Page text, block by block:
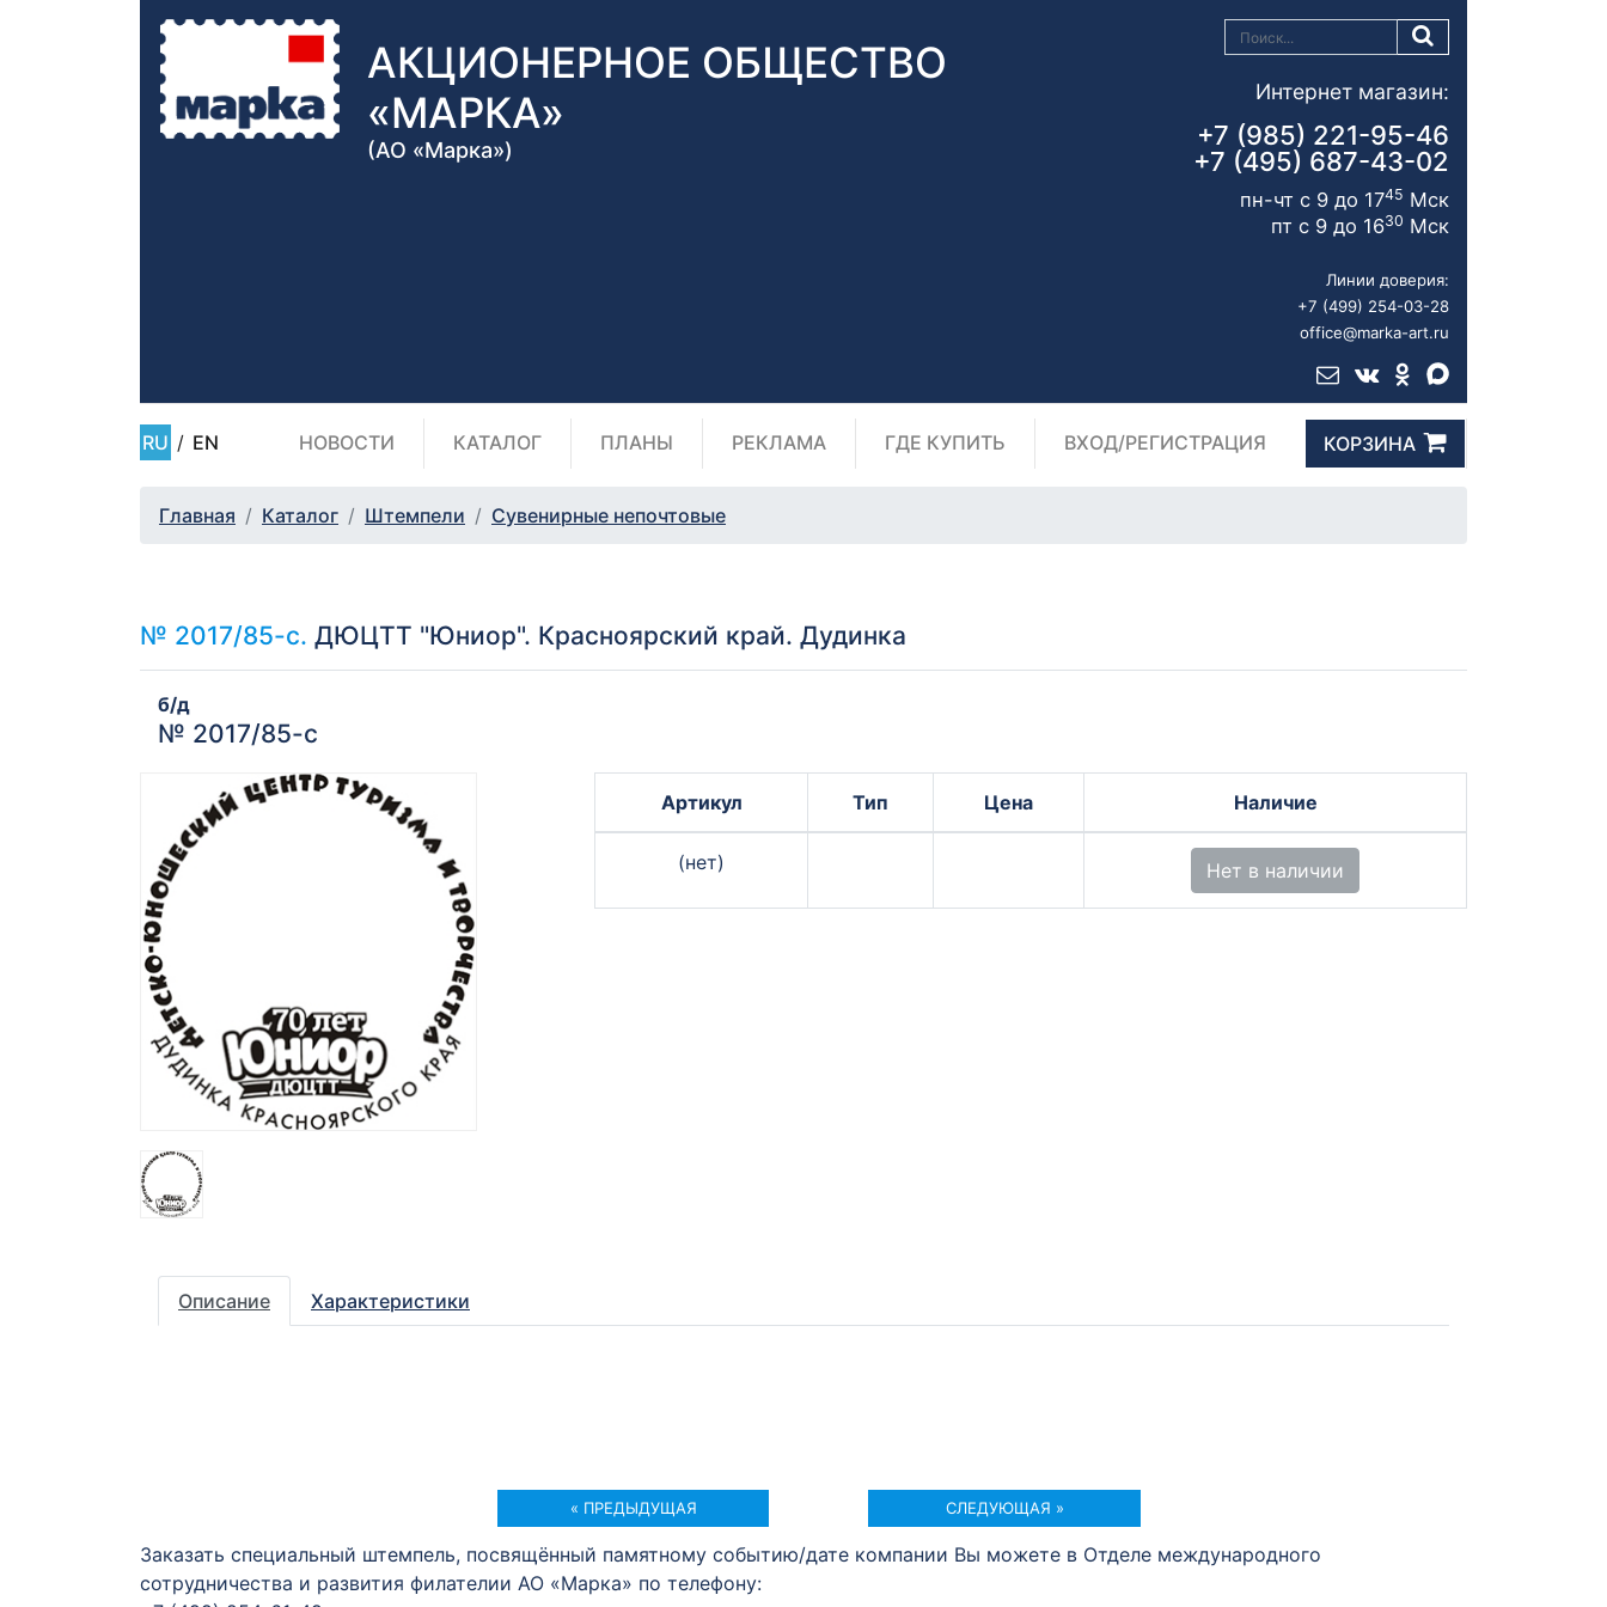
АКЦИОНЕРНОЕ ОБЩЕСТВО
«МАРКА»
(АО «Марка»)
Интернет магазин:
+7 (985) 221-95-46
+7 (495) 687-43-02
пн-чт с 9 до 1745 Мск
пт с 9 до 1630 Мск
Линии доверия:
+7 (499) 254-03-28
office@marka-art.ru
RU / EN НОВОСТИ КАТАЛОГ ПЛАНЫ РЕКЛАМА ГДЕ КУПИТЬ ВХОД/РЕГИСТРАЦИЯ КОРЗИНА
Главная Каталог Штемпели Сувенирные непочтовые
№ 2017/85-с. ДЮЦТТ "Юниор". Красноярский край. Дудинка
б/д
№ 2017/85-с
Артикул Тип Цена Наличие
(нет) Нет в наличии
Описание Характеристики
« ПРЕДЫДУЩАЯ СЛЕДУЮЩАЯ »
Заказать специальный штемпель, посвящённый памятному событию/дате компании Вы можете в Отделе международного
сотрудничества и развития филателии АО «Марка» по телефону: